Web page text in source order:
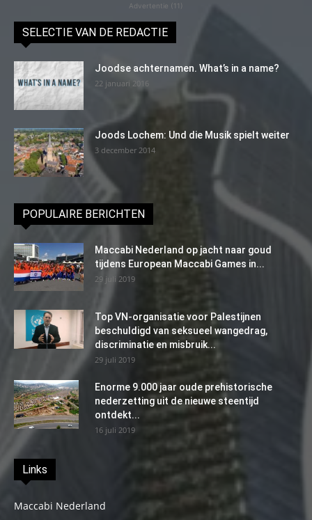
Advertentie (11)
SELECTIE VAN DE REDACTIE
Joodse achternamen. What’s in a name?
22 januari 2016
Joods Lochem: Und die Musik spielt weiter
3 december 2014
POPULAIRE BERICHTEN
Maccabi Nederland op jacht naar goud
tijdens European Maccabi Games in...
29 juli 2019
Top VN-organisatie voor Palestijnen
beschuldigd van seksueel wangedrag,
discriminatie en misbruik...
29 juli 2019
Enorme 9.000 jaar oude prehistorische
nederzetting uit de nieuwe steentijd
ontdekt...
16 juli 2019
Links
Maccabi Nederland